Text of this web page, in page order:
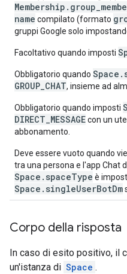
name compilato (formato
gruppi Google solo
Facoltativo quando imposti
Obbligatorio quando
GROUP_CHAT, insieme ad
Obbligatorio quando imposti
DIRECT_MESSAGEcon un
abbonamento.
Deve essere vuoto quando
tra una persona e l'app Chat
Space.spaceType è
Space.singleUserBotDm
Corpo della risposta
In caso di esito positivo, il
un'istanza di Space .